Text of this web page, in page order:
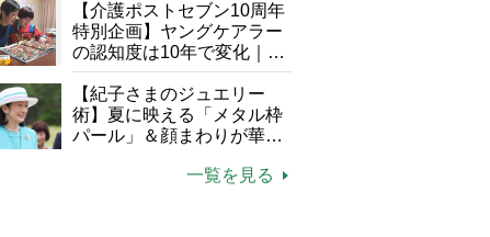
【介護ポストセブン10周年
特別企画】ヤングケアラー
の認知度は10年で変化｜流
行語大賞にノミネート、法
律にも明記されたが果たし
て現在は？
【紀子さまのジュエリー
術】夏に映える「メタル枠
パール」＆顔まわりが華や
一覧を見る